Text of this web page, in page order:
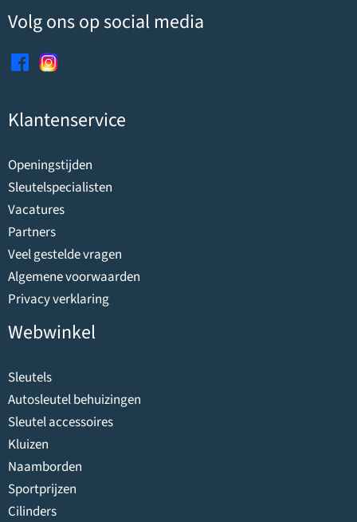
Volg ons op social media
Klantenservice
Openingstijden
Sleutelspecialisten
Vacatures
Partners
Veel gestelde vragen
Algemene voorwaarden
Privacy verklaring
Webwinkel
Sleutels
Autosleutel behuizingen
Sleutel accessoires
Kluizen
Naamborden
Sportprijzen
Cilinders